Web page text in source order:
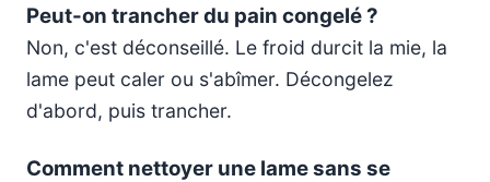
Peut-on trancher du pain congelé ?
Non, c'est déconseillé. Le froid durcit la mie, la
lame peut caler ou s'abîmer. Décongelez
d'abord, puis trancher.
Comment nettoyer une lame sans se